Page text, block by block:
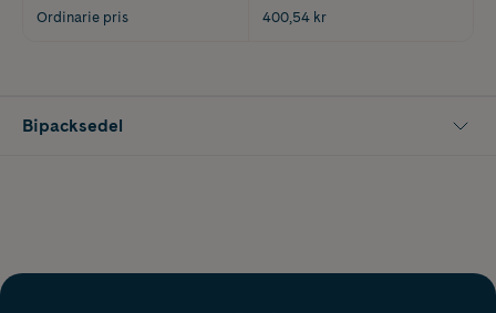
Ordinarie pris 400,54 kr
Bipacksedel